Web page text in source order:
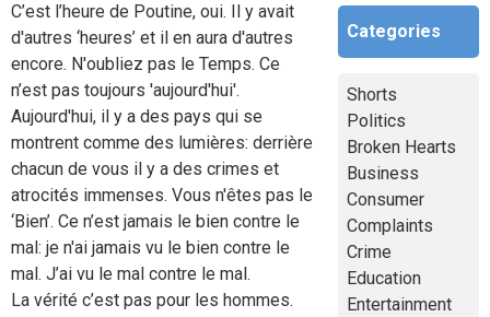
C’est l’heure de Poutine, oui. Il y avait
d'autres ‘heures’ et il en aura d'autres
encore. N'oubliez pas le Temps. Ce
n’est pas toujours 'aujourd'hui'.
Aujourd'hui, il y a des pays qui se
montrent comme des lumières: derrière
chacun de vous il y a des crimes et
atrocités immenses. Vous n'êtes pas le
‘Bien’. Ce n’est jamais le bien contre le
mal: je n'ai jamais vu le bien contre le
mal. J’ai vu le mal contre le mal.
La vérité c’est pas pour les hommes.
Categories
Shorts
Politics
Broken Hearts
Business
Consumer
Complaints
Crime
Education
Entertainment